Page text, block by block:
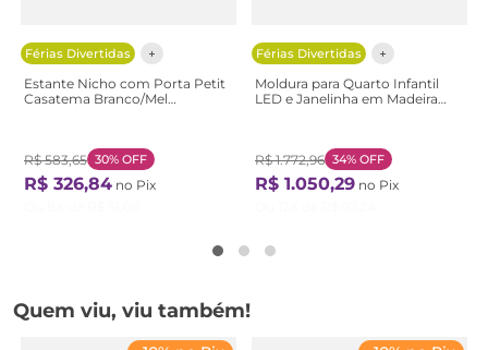
Férias Divertidas
Estante Nicho com Porta Petit
Casatema Branco/Mel
R$ 583,65 30% OFF
R$ 326,84 no Pix
Férias Divertidas
Moldura para Quarto Infantil
LED e Janelinha em Madeira
R$ 1.772,96 34% OFF
R$ 1.050,29 no Pix
Quem viu, viu também!